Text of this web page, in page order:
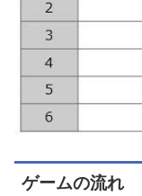
ゲームの流れ